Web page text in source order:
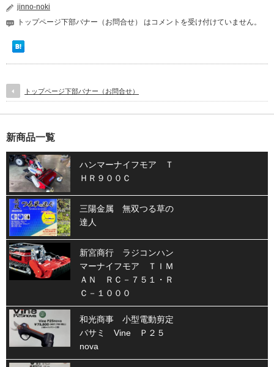
jinno-noki
トップページ下部バナー（お問合せ） はコメントを受け付けていません。
トップページ下部バナー（お問合せ）
新商品一覧
ハンマーナイフモア Ｔ
ＨＲ９００Ｃ
三陽金属 無双つる草の
達人
新宮商行 ラジコンハン
マーナイフモア ＴＩＭ
ＡＮ ＲＣ－７５１・Ｒ
Ｃ－１０００
和光商事 小型電動剪定
バサミ Vine Ｐ２５
nova